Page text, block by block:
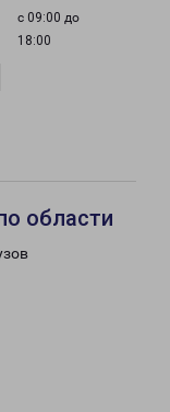
с 09:00 до
18:00
области